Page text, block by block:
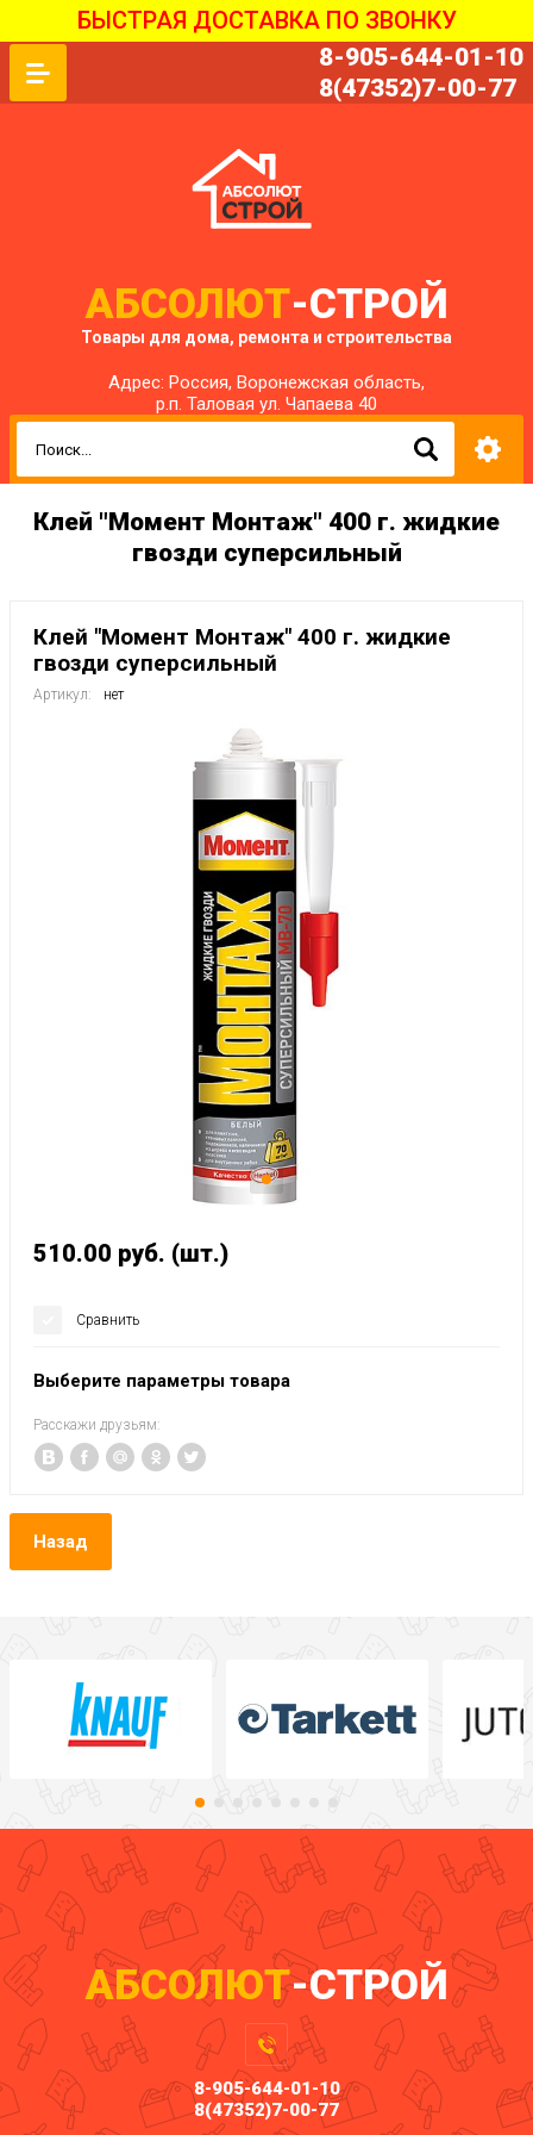
БЫСТРАЯ ДОСТАВКА ПО ЗВОНКУ
8-905-644-01-10
8(47352)7-00-77
АБСОЛЮТ-СТРОЙ
Товары для дома, ремонта и строительства
Адрес: Россия, Воронежская область,
р.п. Таловая ул. Чапаева 40
Клей "Момент Монтаж" 400 г. жидкие
гвозди суперсильный
Клей "Момент Монтаж" 400 г. жидкие
гвозди суперсильный
Артикул: нет
510.00 руб. (шт.)
Сравнить
Выберите параметры товара
Расскажи друзьям:
Назад
АБСОЛЮТ-СТРОЙ
8-905-644-01-10
8(47352)7-00-77